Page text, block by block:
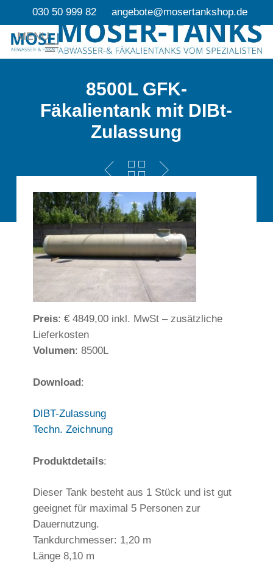
to
main
content
030 50 999 82 angebote@mosertankshop.de
MENU
8500L GFK-
Fäkalientank mit DIBt-
Zulassung
Preis: € 4849,00 inkl. MwSt – zusätzliche
Lieferkosten
Volumen: 8500L
Download:
DIBT-Zulassung
Techn. Zeichnung
Produktdetails:
Dieser Tank besteht aus 1 Stück und ist gut
geeignet für maximal 5 Personen zur
Dauernutzung.
Tankdurchmesser: 1,20 m
Länge 8,10 m